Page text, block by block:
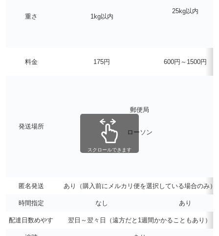
重さ 1kg以内
25kg以内
料金 175円 600円～1500円
発送場所
郵便局
ローソン
匿名発送 あり（購入前にメルカリ便を選択している場合のみ）
時間指定 なし あり
配達日数めやす 翌日～翌々日（遠方だと1週間かかることもあり）
スクロールできます